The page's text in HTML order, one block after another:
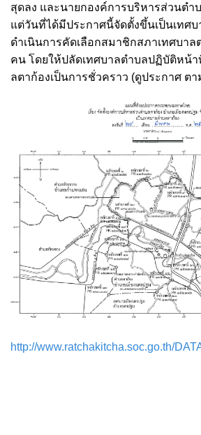
สุดลง และนายกองค์การบริหารส่วนต
แต่วันที่ได้มีประกาศนี้จัดตั้งขึ้นเป็นเทศบ
ดำเนินการคัดเลือกสมาชิกสภาเทศบา
คน โดยให้ปลัดเทศบาลตำบลปฏิบัติหน้
ลตาก้องเป็นการชั่วคราว (ดูประกาศ ตา
http://www.ratchakitcha.soc.go.th/